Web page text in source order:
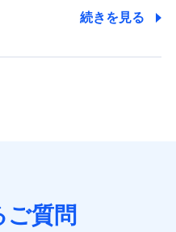
続きを見る
ご質問